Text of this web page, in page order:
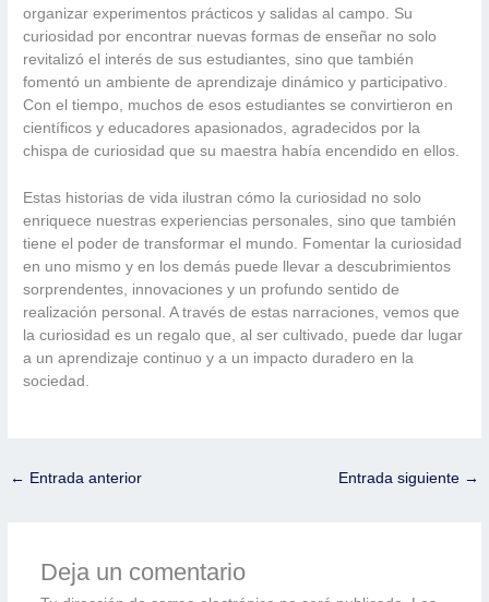
organizar experimentos prácticos y salidas al campo. Su
curiosidad por encontrar nuevas formas de enseñar no solo
revitalizó el interés de sus estudiantes, sino que también
fomentó un ambiente de aprendizaje dinámico y participativo.
Con el tiempo, muchos de esos estudiantes se convirtieron en
científicos y educadores apasionados, agradecidos por la
chispa de curiosidad que su maestra había encendido en ellos.
Estas historias de vida ilustran cómo la curiosidad no solo
enriquece nuestras experiencias personales, sino que también
tiene el poder de transformar el mundo. Fomentar la curiosidad
en uno mismo y en los demás puede llevar a descubrimientos
sorprendentes, innovaciones y un profundo sentido de
realización personal. A través de estas narraciones, vemos que
la curiosidad es un regalo que, al ser cultivado, puede dar lugar
a un aprendizaje continuo y a un impacto duradero en la
sociedad.
← Entrada anterior Entrada siguiente →
Deja un comentario